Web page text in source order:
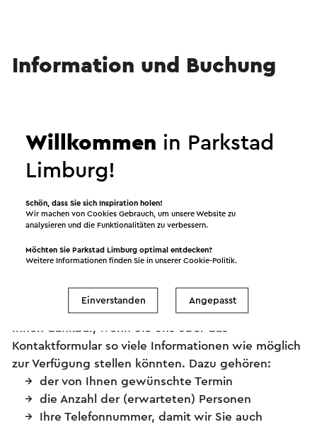
Information und Buchung
Stellen Sie Ihre Frage
Wenn Sie weitere Informationen über Hap & Trap
bitte dieses Kontaktformular aus. Ihre Nachricht
wird sofort nach dem Klicken auf "Senden"
zu können, ist es hilfreich, wenn Sie so viele
Kontaktformular angeben. Um Ihre Frage
bestmöglich beantworten zu können, wären wir
Ihnen dankbar, wenn Sie uns über das
Kontaktformular so viele Informationen wie möglich
zur Verfügung stellen könnten. Dazu gehören:
der von Ihnen gewünschte Termin
die Anzahl der (erwarteten) Personen
Ihre Telefonnummer, damit wir Sie auch
Willkommen in Parkstad
Limburg!
Schön, dass Sie sich Inspiration holen!
Wir machen von Cookies Gebrauch, um unsere Website zu
analysieren und die Funktionalitäten zu verbessern.
Möchten Sie Parkstad Limburg optimal entdecken?
Weitere Informationen finden Sie in unsererCookie-Politik
Einverstanden Angepasst